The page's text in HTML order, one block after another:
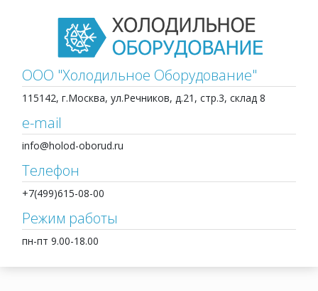
ООО "Холодильное Оборудование"
115142, г.Москва, ул.Речников, д.21, стр.3, склад 8
e-mail
info@holod-oborud.ru
Телефон
+7(499)615-08-00
Режим работы
пн-пт 9.00-18.00